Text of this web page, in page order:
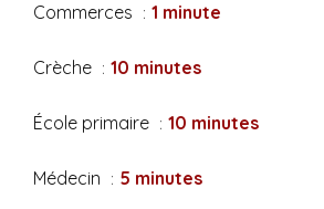
Commerces 1 minute
Crèche 10 minutes
École primaire 10 minutes
Médecin 5 minutes